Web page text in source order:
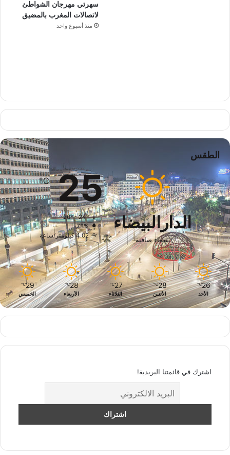
سهرتي مهرجان الشواطئ
لاتصالات المغرب بالمضيق
منذ أسبوع واحد
الطقس
الدارالبيضاء
سماء صافية
25
℃
26º - 24º
78%
4.02 كيلومتر/ساعة
26
℃
الأحد
28
℃
الأثنين
27
℃
الثلاثاء
28
℃
الأربعاء
29
℃
الخميس
اشترك في قائمتنا البريدية!